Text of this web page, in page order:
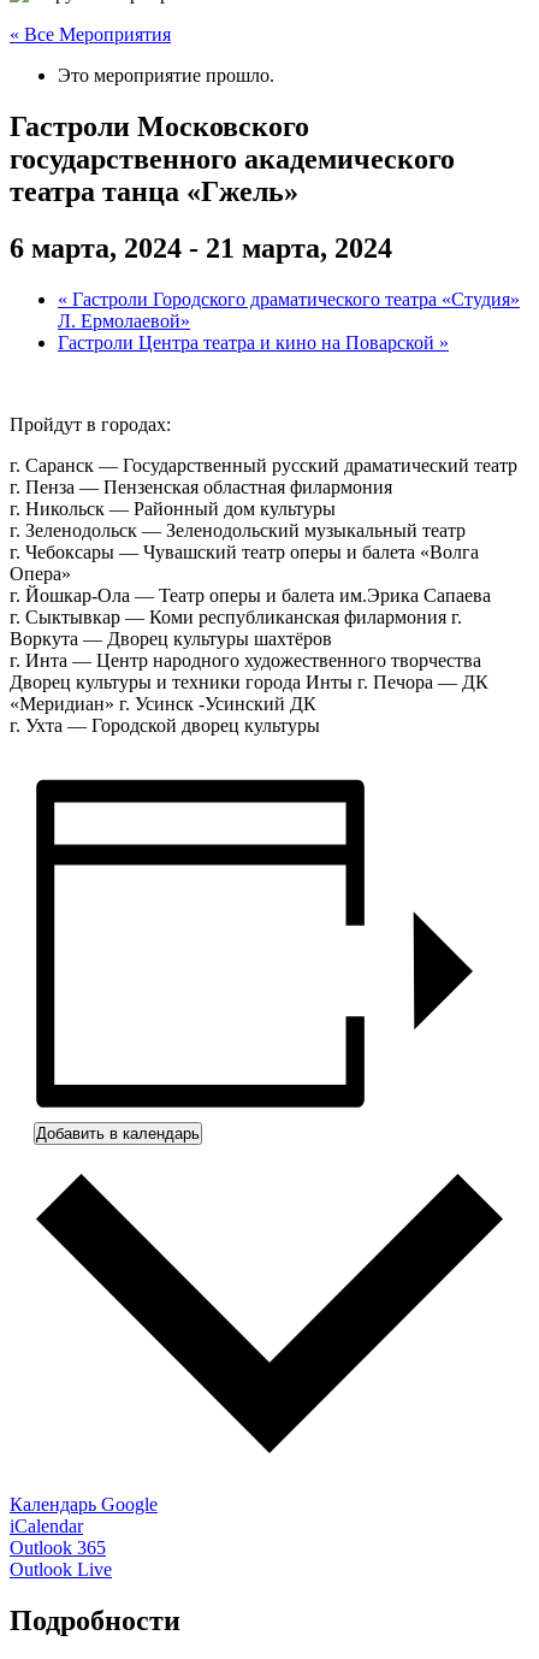
« Все Мероприятия
Это мероприятие прошло.
Гастроли Московского
государственного академического
театра танца «Гжель»
6 марта, 2024 - 21 марта, 2024
« Гастроли Городского драматического театра «Студия»
Л. Ермолаевой»
Гастроли Центра театра и кино на Поварской »
Пройдут в городах:
г. Саранск — Государственный русский драматический театр
г. Пенза — Пензенская областная филармония
г. Никольск — Районный дом культуры
г. Зеленодольск — Зеленодольский музыкальный театр
г. Чебоксары — Чувашский театр оперы и балета «Волга
Опера»
г. Йошкар-Ола — Театр оперы и балета им.Эрика Сапаева
г. Сыктывкар — Коми республиканская филармония г.
Воркута — Дворец культуры шахтёров
г. Инта — Центр народного художественного творчества
Дворец культуры и техники города Инты г. Печора — ДК
«Меридиан» г. Усинск -Усинский ДК
г. Ухта — Городской дворец культуры
Добавить в календарь
Календарь Google
iCalendar
Outlook 365
Outlook Live
Подробности